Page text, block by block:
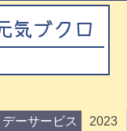
気ブクロ
ーサービス
2023